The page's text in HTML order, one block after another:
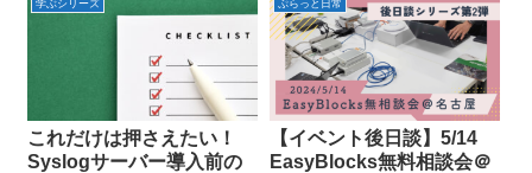
学ぶシリーズ
これだけは押さえたい！
Syslogサーバー導入前の
ぷらっと日常
【イベント後日談】5/14
EasyBlocks無料相談会＠